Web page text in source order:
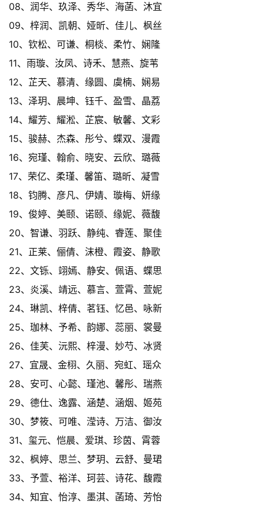
08、润华、玖泽、秀华、海菡、沐宜
09、梓润、凯朝、娅昕、佳儿、枫丝
10、钦松、可谦、桐棪、柔竹、娴隆
11、雨璇、汝凤、诗禾、慧燕、旋苇
12、芷天、慕清、缘圆、虞楠、娴易
13、泽玥、晨坤、钰千、盈雪、晶荔
14、耀芳、耀淞、芷宸、敏馨、文彩
15、骏赫、杰森、彤兮、蝶双、漫霞
16、宛瑾、翰俞、晓安、云欣、璐薇
17、荣亿、柔瑾、馨笛、璐昕、凝雪
18、钧腾、彦凡、伊婧、璇梅、妍缘
19、俊婷、美颐、诺颐、缘妮、薇馥
20、智谦、羽跃、静纯、睿莲、聚佳
21、正莱、俪倩、沫橙、霞姿、静歌
22、文铄、翊嫣、静安、佩语、蝶思
23、炎溪、靖远、慕言、萱霄、萱妮
24、琳凯、梓倩、茗钰、忆邑、咏新
25、珈林、予希、韵娜、蕊丽、裳曼
26、佳芙、沅熙、梓漫、妙芍、冰贤
27、宜晟、金栩、久丽、宛虹、瑶众
28、安可、心懿、瑾池、馨彤、瑞燕
29、德仕、逸露、涵楚、涵烟、姬苑
30、梦筱、可唯、滢诗、万洁、御汝
31、玺元、恺晨、爱琪、珍茵、霄蓉
32、枫婷、思兰、梦玥、云舒、曼珺
33、予萱、裕洋、珂芸、诗花、馥霞
34、知宜、怡淳、墨淇、菡琦、芳怡